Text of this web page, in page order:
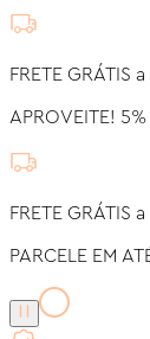
FRETE
APROVEITE!
FRETE
PARCELE EM